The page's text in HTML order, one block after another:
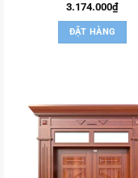
3.174.000₫
ĐẶT HÀNG